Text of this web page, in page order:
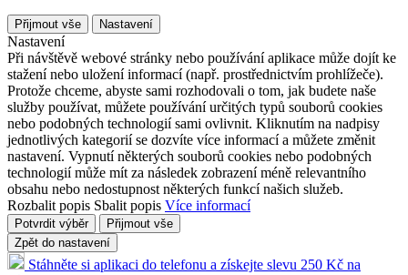
Přijmout vše Nastavení
Nastavení
Při návštěvě webové stránky nebo používání aplikace může dojít ke
stažení nebo uložení informací (např. prostřednictvím prohlížeče).
Protože chceme, abyste sami rozhodovali o tom, jak budete naše
služby používat, můžete používání určitých typů souborů cookies
nebo podobných technologií sami ovlivnit. Kliknutím na nadpisy
jednotlivých kategorií se dozvíte více informací a můžete změnit
nastavení. Vypnutí některých souborů cookies nebo podobných
technologií může mít za následek zobrazení méně relevantního
obsahu nebo nedostupnost některých funkcí našich služeb.
Rozbalit popis Sbalit popis Více informací
Potvrdit výběr
Přijmout vše
Zpět do nastavení
Stáhněte si aplikaci do telefonu a získejte slevu 250 Kč na